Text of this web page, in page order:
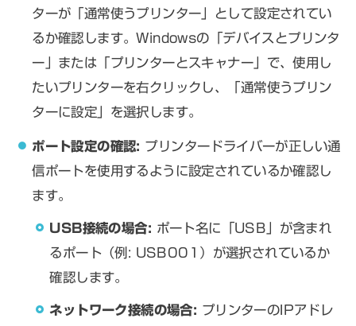
ターが「通常使うプリンター」として設定されてい
るか確認します。Windowsの「デバイスとプリンタ
ー」または「プリンターとスキャナー」で、使用し
たいプリンターを右クリックし、「通常使うプリン
ターに設定」を選択します。
ポート設定の確認: プリンタードライバーが正しい通
信ポートを使用するように設定されているか確認し
ます。
USB接続の場合: ポート名に「USB」が含まれ
るポート（例: USB001）が選択されているか
確認します。
ネットワーク接続の場合: プリンターのIPアドレ